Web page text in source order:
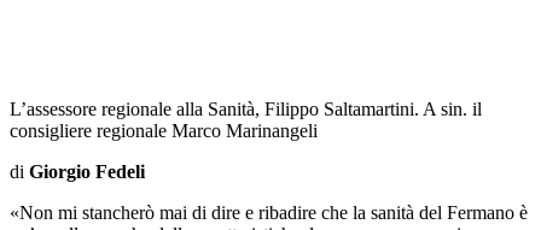
L’assessore regionale alla Sanità, Filippo Saltamartini. A sin. il
consigliere regionale Marco Marinangeli
di Giorgio Fedeli
«Non mi stancherò mai di dire e ribadire che la sanità del Fermano è